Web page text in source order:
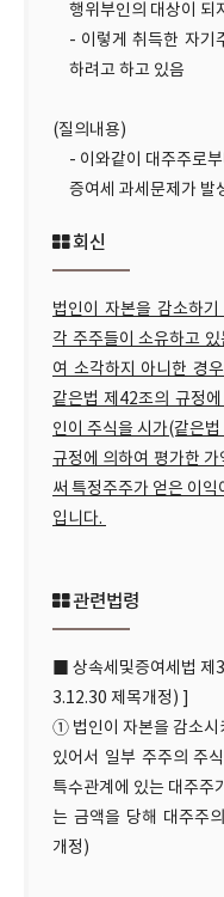
행위부인의 대상이 되
- 이렇게 취득한 자기
하려고 하고 있음
(질의내용)
- 이와같이 대주주로
증여세 과세문제가 발
회신
법인이 자본을 감소하
각 주주들이 소유하고
여 소각하지 아니한 경
같은법 제42조의 규정
인이 주식을 시가(같은
규정에 의하여 평가한
써 특정주주가 얻은 이
입니다.
관련법령
■ 상속세및증여세법
3.12.30 제목개정) ]
① 법인이 자본을 감소시
있어서 일부 주주의 주
특수관계에 있는 대주주
는 금액을 당해 대주주
개정)